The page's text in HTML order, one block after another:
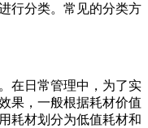
行分类。常见的分类方
在日常管理中，为了实
果，一般根据耗材价值
耗材划分为低值耗材和